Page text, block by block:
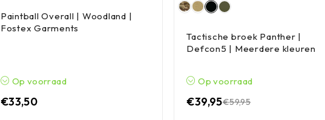
Paintball Overall | Woodland |
Fostex Garments
Op voorraad
€33,50
Tactische broek Panther |
Defcon5 | Meerdere kleuren
Op voorraad
€59,95
€39,95